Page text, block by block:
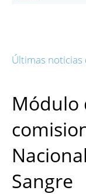
Últimas noticias
Módulo
Sangre